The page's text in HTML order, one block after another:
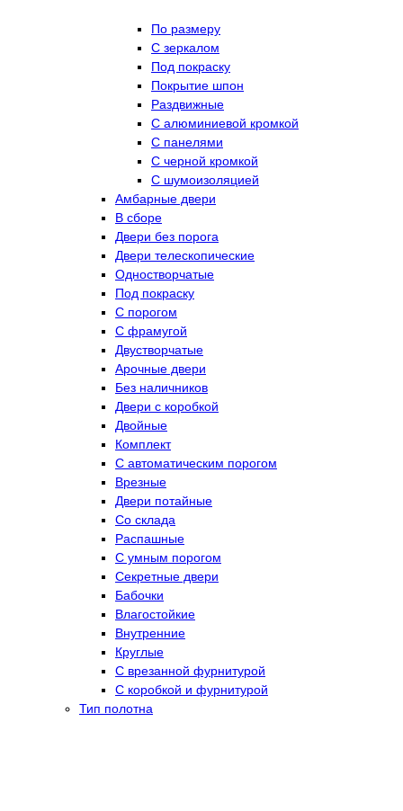
По размеру
C зеркалом
Под покраску
Покрытие шпон
Раздвижные
С алюминиевой кромкой
С панелями
С черной кромкой
С шумоизоляцией
Амбарные двери
В сборе
Двери без порога
Двери телескопические
Одностворчатые
Под покраску
С порогом
С фрамугой
Двустворчатые
Арочные двери
Без наличников
Двери с коробкой
Двойные
Комплект
С автоматическим порогом
Врезные
Двери потайные
Со склада
Распашные
С умным порогом
Секретные двери
Бабочки
Влагостойкие
Внутренние
Круглые
С врезанной фурнитурой
С коробкой и фурнитурой
Тип полотна